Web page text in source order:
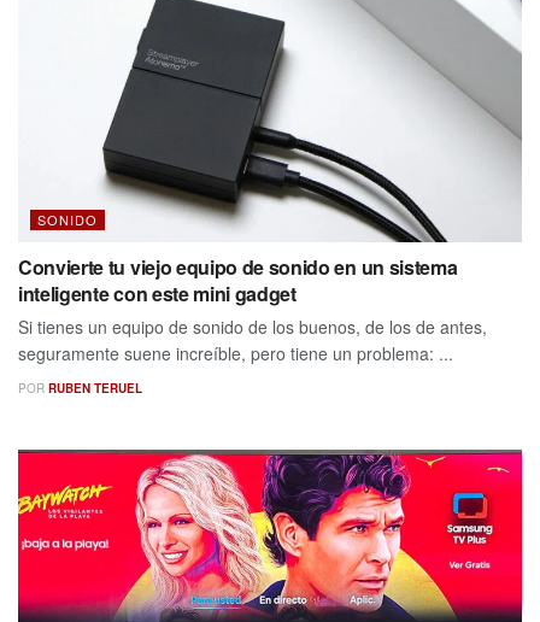
SONIDO
Convierte tu viejo equipo de sonido en un sistema
inteligente con este mini gadget
Si tienes un equipo de sonido de los buenos, de los de antes,
seguramente suene increíble, pero tiene un problema: ...
POR RUBEN TERUEL